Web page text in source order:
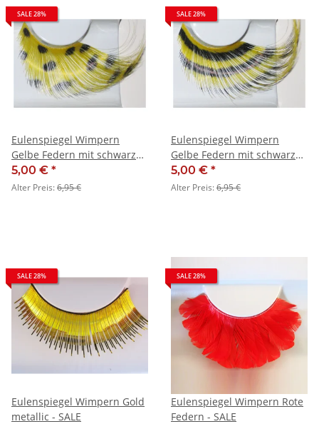
SALE 28%
Eulenspiegel Wimpern
Gelbe Federn mit schwarzen
Punkten - SALE
5,00 € *
Alter Preis:6,95 €
SALE 28%
Eulenspiegel Wimpern
Gelbe Federn mit schwarzen
Querstreifen - SALE
5,00 € *
Alter Preis:6,95 €
SALE 28%
Eulenspiegel Wimpern Gold
metallic - SALE
SALE 28%
Eulenspiegel Wimpern Rote
Federn - SALE